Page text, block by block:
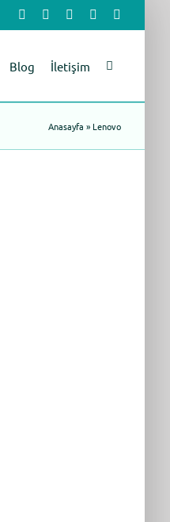
Facebook LinkedInYouTube
Blog İletişim
Anasayfa » Lenovo